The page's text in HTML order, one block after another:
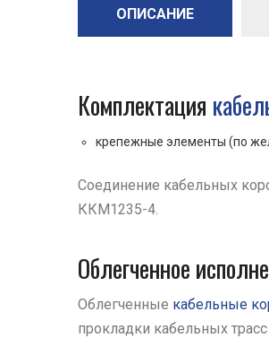
ОПИСАНИЕ
Комплектация
крепежные элементы (по
Соединение кабельных
ККМ1235-4.
Облегченное
Облегченные кабельные
прокладки кабельных